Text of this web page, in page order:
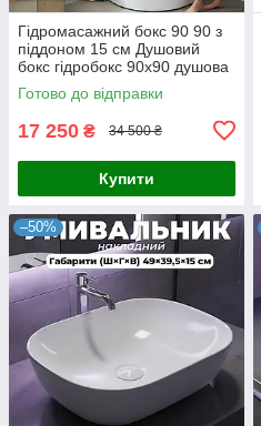
Гідромасажний бокс 90 90 з
піддоном 15 см Душовий
бокс гідробокс 90х90 душова
кабіна чорний профіль
піддон низький
Готово до відправки
17 250 ₴ 34 500 ₴
Купити
–50%